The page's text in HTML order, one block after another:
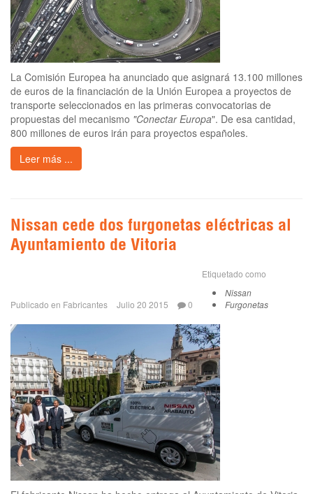
La Comisión Europea ha anunciado que asignará 13.100 millones
de euros de la financiación de la Unión Europea a proyectos de
transporte seleccionados en las primeras convocatorias de
propuestas del mecanismo "Conectar Europa". De esa cantidad,
800 millones de euros irán para proyectos españoles.
Leer más ...
Nissan cede dos furgonetas eléctricas al
Ayuntamiento de Vitoria
Publicado en Fabricantes Julio 20 2015 0
Etiquetado como
Nissan
Furgonetas